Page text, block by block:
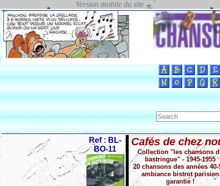
Ref : BL-
BO-11
Cafés de chez
Collection "les chansons
bastringue" - 1945-1955
20 chansons des années 40-
ambiance bistrot parisien
garantie !